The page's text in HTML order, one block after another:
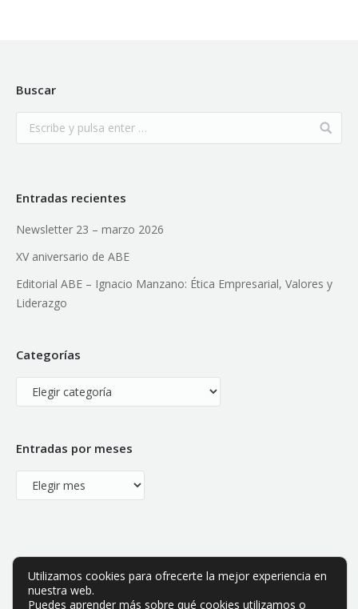
Buscar
Entradas recientes
Newsletter 23 – marzo 2026
XV aniversario de ABE
Editorial ABE – Ignacio Manzano: Ética Empresarial, Valores y
Liderazgo
Categorías
Categorías
Entradas por meses
Entradas
por
Utilizamos cookies para ofrecerte la mejor experiencia en
nuestra web.
Puedes aprender más sobre qué cookies utilizamos o